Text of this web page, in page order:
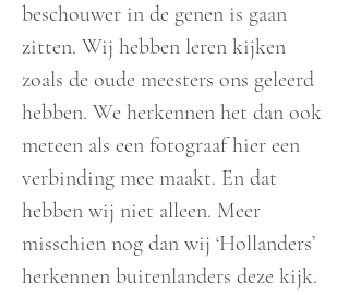
beschouwer in de genen is gaan
zitten. Wij hebben leren kijken
zoals de oude meesters ons geleerd
hebben. We herkennen het dan ook
meteen als een fotograaf hier een
verbinding mee maakt. En dat
hebben wij niet alleen. Meer
misschien nog dan wij ‘Hollanders’
herkennen buitenlanders deze kijk.